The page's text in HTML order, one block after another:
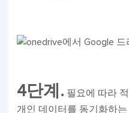
4단계. 필요에 따라
개인 데이터를 동기화하는